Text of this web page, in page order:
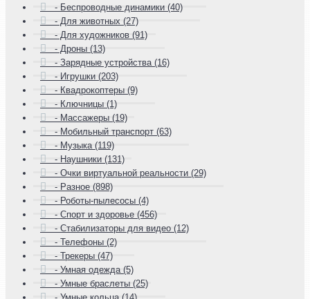
- Беспроводные динамики (40)
- Для животных (27)
- Для художников (91)
- Дроны (13)
- Зарядные устройства (16)
- Игрушки (203)
- Квадрокоптеры (9)
- Ключницы (1)
- Массажеры (19)
- Мобильный транспорт (63)
- Музыка (119)
- Наушники (131)
- Очки виртуальной реальности (29)
- Разное (898)
- Роботы-пылесосы (4)
- Спорт и здоровье (456)
- Стабилизаторы для видео (12)
- Телефоны (2)
- Трекеры (47)
- Умная одежда (5)
- Умные браслеты (25)